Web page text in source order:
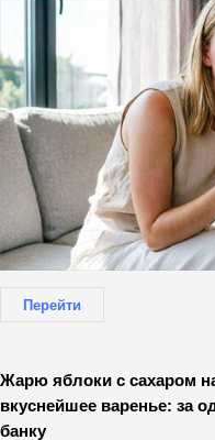
Перейти
Жарю яблоки с сахаром
вкуснейшее варенье: за
банку